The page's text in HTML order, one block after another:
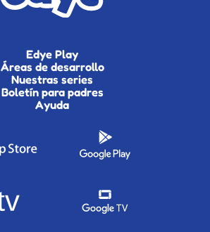
Edye Play
Áreas de desarrollo
Nuestras series
Boletín para padres
Ayuda